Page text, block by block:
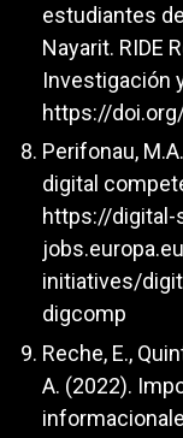
estudiantes
Nayarit. RIDE
Investigación
https://
Perifonau,
digital
https://digital-
initiatives/
digcomp
Reche, E.,
A. (2022).